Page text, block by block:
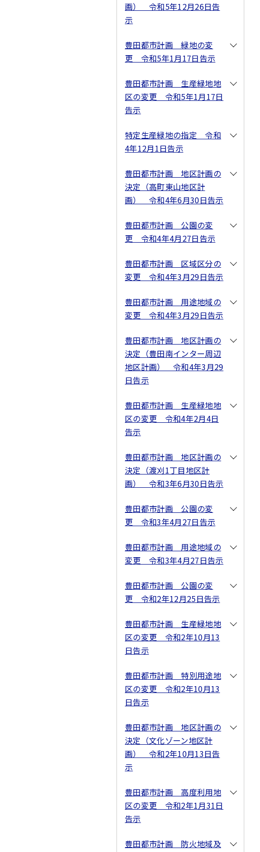
画） 令和5年12月26日告
示
豊田都市計画 緑地の変
更 令和5年1月17日告示
豊田都市計画 生産緑地地
区の変更 令和5年1月17日
告示
特定生産緑地の指定 令和
4年12月1日告示
豊田都市計画 地区計画の
決定（高町東山地区計
画） 令和4年6月30日告示
豊田都市計画 公園の変
更 令和4年4月27日告示
豊田都市計画 区域区分の
変更 令和4年3月29日告示
豊田都市計画 用途地域の
変更 令和4年3月29日告示
豊田都市計画 地区計画の
決定（豊田南インター周辺
地区計画） 令和4年3月29
日告示
豊田都市計画 生産緑地地
区の変更 令和4年2月4日
告示
豊田都市計画 地区計画の
決定（渡刈1丁目地区計
画） 令和3年6月30日告示
豊田都市計画 公園の変
更 令和3年4月27日告示
豊田都市計画 用途地域の
変更 令和3年4月27日告示
豊田都市計画 公園の変
更 令和2年12月25日告示
豊田都市計画 生産緑地地
区の変更 令和2年10月13
日告示
豊田都市計画 特別用途地
区の変更 令和2年10月13
日告示
豊田都市計画 地区計画の
決定（文化ゾーン地区計
画） 令和2年10月13日告
示
豊田都市計画 高度利用地
区の変更 令和2年1月31日
告示
豊田都市計画 防火地域及